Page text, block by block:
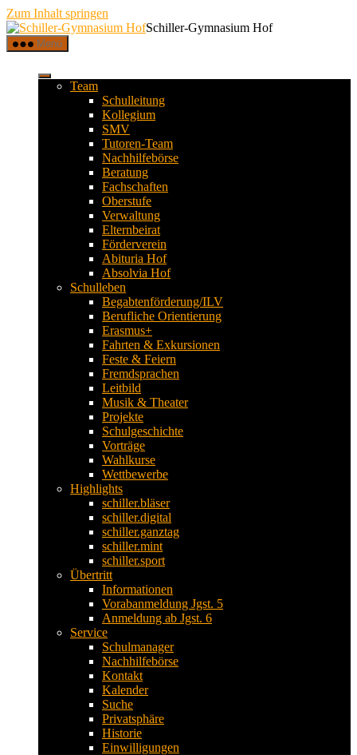
Zum Inhalt springen
Schiller-Gymnasium Hof
Menü
Team
Schulleitung
Kollegium
SMV
Tutoren-Team
Nachhilfebörse
Beratung
Fachschaften
Oberstufe
Verwaltung
Elternbeirat
Förderverein
Abituria Hof
Absolvia Hof
Schulleben
Begabtenförderung/ILV
Berufliche Orientierung
Erasmus+
Fahrten & Exkursionen
Feste & Feiern
Fremdsprachen
Leitbild
Musik & Theater
Projekte
Schulgeschichte
Vorträge
Wahlkurse
Wettbewerbe
Highlights
schiller.bläser
schiller.digital
schiller.ganztag
schiller.mint
schiller.sport
Übertritt
Informationen
Vorabanmeldung Jgst. 5
Anmeldung ab Jgst. 6
Service
Schulmanager
Nachhilfebörse
Kontakt
Kalender
Suche
Privatsphäre
Historie
Einwilligungen